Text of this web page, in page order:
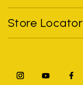
Store Locator